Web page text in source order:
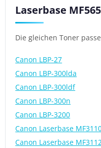
Laserbase
Die gleichen Toner
Canon LBP-27
Canon LBP-300lda
Canon LBP-300ldf
Canon LBP-300n
Canon LBP-3200
Canon Laserbase
Canon Laserbase